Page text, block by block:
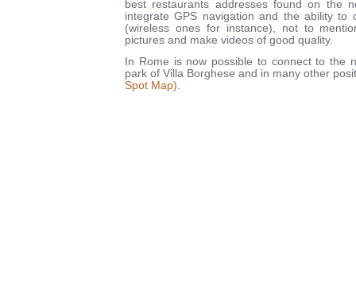
best restaurants addresses found on the
integrate GPS navigation and the ability to
(wireless ones for instance), not to
pictures and make videos of good quality.
In Rome is now possible to connect to the
park of Villa Borghese and in many other
Spot Map).